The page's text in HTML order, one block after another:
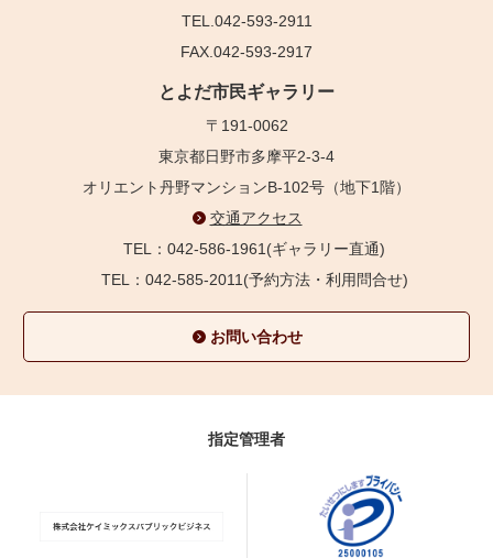
TEL.042-593-2911
FAX.042-593-2917
とよだ市民ギャラリー
〒191-0062
東京都日野市多摩平2-3-4
オリエント丹野マンションB-102号（地下1階）
交通アクセス
TEL：042-586-1961(ギャラリー直通)
TEL：042-585-2011(予約方法・利用問合せ)
お問い合わせ
指定管理者